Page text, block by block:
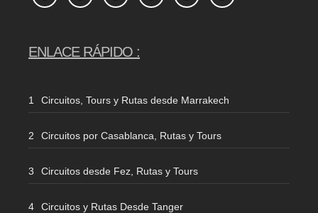
ENLACE RÁPIDO :
Circuitos, Tours y Rutas desde Marrakech
Circuitos por Casablanca, Rutas y Tours
Circuitos desde Fez, Rutas y Tours
Circuitos y Rutas Desde Tanger